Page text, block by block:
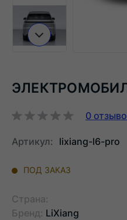
0
Артикул: lixiang-l6-pro
ПОД ЗАКАЗ
Страна:
Бренд: LiXiang
Следующий